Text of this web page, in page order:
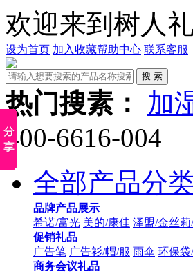
欢迎来到树人
设为首页 加入收藏帮助中心 联系客服
热门搜素： 加
400-6616-004
全部产品分
品牌产品展示
希诺/富光 美的/康佳 泽盟/金丝莉
促销礼品
广告笔 广告衫/帽/服 雨伞 环保袋
商务会议礼品